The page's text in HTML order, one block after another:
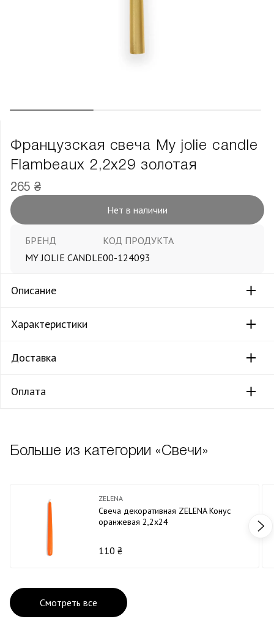
Французская свеча My jolie candle
Flambeaux 2,2х29 золотая
265 ₴
Нет в наличии
БРЕНД
MY JOLIE CANDLE
КОД ПРОДУКТА
00-124093
Описание
Характеристики
Доставка
Оплата
Больше из категории «Свечи»
ZELENA
Свеча декоративная ZELENA Конус
оранжевая 2,2х24
110 ₴
Смотреть все